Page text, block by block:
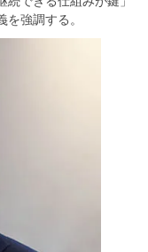
強調する。